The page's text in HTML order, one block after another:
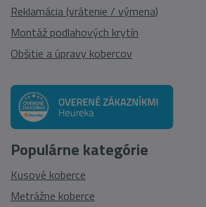
Reklamácia (vrátenie / výmena)
Montáž podlahových krytín
Obšitie a úpravy kobercov
Populárne kategórie
Kusové koberce
Metrážne koberce